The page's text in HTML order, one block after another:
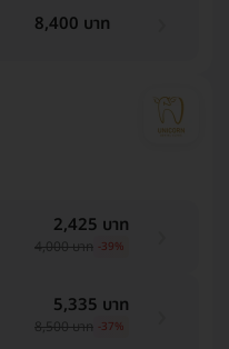
8,400 บาท
2,425 บาท
4,000 บาท -39%
5,335 บาท
8,500 บาท -37%